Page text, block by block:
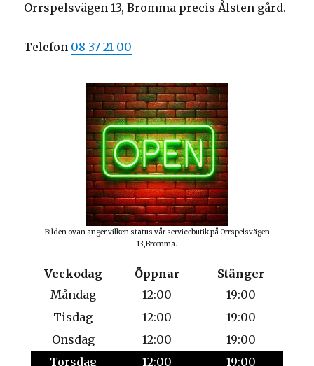
Orrspelsvägen 13, Bromma precis Ålsten gård.
Telefon 08 37 21 00
Bilden ovan anger vilken status vår servicebutik på Orrspelsvägen
13,Bromma.
Veckodag Öppnar
Stänger
Måndag
12:00
19:00
Tisdag
12:00
19:00
Onsdag
12:00
19:00
Torsdag
12:00
19:00